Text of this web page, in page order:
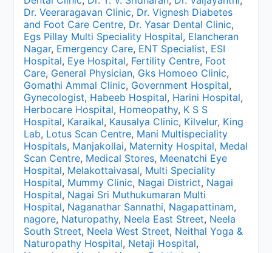
Dr. Veeraragavan Clinic, Dr. Vignesh Diabetes
and Foot Care Centre, Dr. Yasar Dental Clinic,
Egs Pillay Multi Speciality Hospital, Elancheran
Nagar, Emergency Care, ENT Specialist, ESI
Hospital, Eye Hospital, Fertility Centre, Foot
Care, General Physician, Gks Homoeo Clinic,
Gomathi Ammal Clinic, Government Hospital,
Gynecologist, Habeeb Hospital, Harini Hospital,
Herbocare Hospital, Homeopathy, K S S
Hospital, Karaikal, Kausalya Clinic, Kilvelur, King
Lab, Lotus Scan Centre, Mani Multispeciality
Hospitals, Manjakollai, Maternity Hospital, Medal
Scan Centre, Medical Stores, Meenatchi Eye
Hospital, Melakottaivasal, Multi Speciality
Hospital, Mummy Clinic, Nagai District, Nagai
Hospital, Nagai Sri Muthukumaran Multi
Hospital, Naganathar Sannathi, Nagapattinam,
nagore, Naturopathy, Neela East Street, Neela
South Street, Neela West Street, Neithal Yoga &
Naturopathy Hospital, Netaji Hospital,